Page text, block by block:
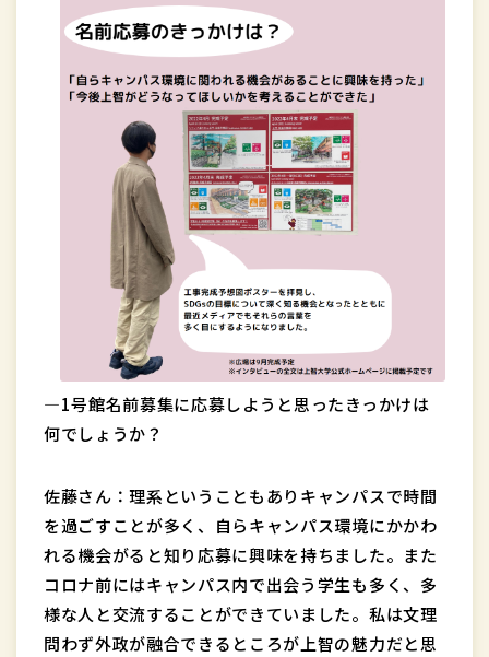
―1号館名前募集に応募しようと思ったきっかけは
何でしょうか？
佐藤さん：理系ということもありキャンパスで時間
を過ごすことが多く、自らキャンパス環境にかかわ
れる機会がると知り応募に興味を持ちました。また
コロナ前にはキャンパス内で出会う学生も多く、多
様な人と交流することができていました。私は文理
問わず外政が融合できるところが上智の魅力だと思